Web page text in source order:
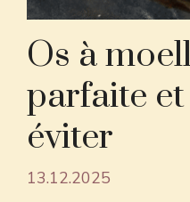
Os à
parfaite
éviter
13.12.2025